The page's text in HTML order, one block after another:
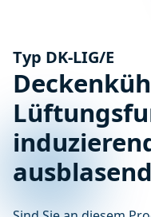
Typ DK-LIG/E
ausblasend